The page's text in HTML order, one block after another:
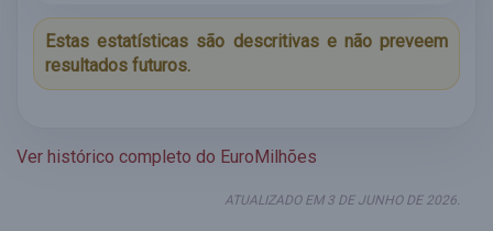
Estas estatísticas são descritivas e não preveem
resultados futuros.
Ver histórico completo do EuroMilhões
ATUALIZADO EM 3 DE JUNHO DE 2026.